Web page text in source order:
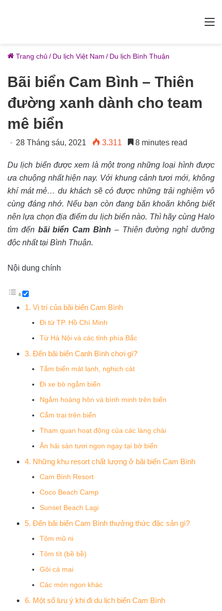
Trang chủ / Du lịch Việt Nam / Du lịch Bình Thuận
Bãi biển Cam Bình – Thiên
đường xanh dành cho team
mê biển
28 Tháng sáu, 2021 3.311 8 minutes read
Du lịch biển được xem là một trong những loại hình được
ưa chuộng nhất hiện nay. Với khung cảnh tươi mới, không
khí mát mẻ… du khách sẽ có được những trải nghiệm vô
cùng đáng nhớ. Nếu bạn còn đang băn khoăn không biết
nên lựa chọn địa điểm du lịch biển nào. Thì hãy cùng Halo
tìm đến bãi biển Cam Bình – Thiên đường nghỉ dưỡng
độc nhất tại Bình Thuận.
Nội dung chính
1. Vị trí của bãi biển Cam Bình
Đi từ TP. Hồ Chí Minh
Từ Hà Nội và các tỉnh phía Bắc
3. Đến bãi biển Canh Bình chơi gì?
Tắm biển mát lạnh, nghịch cát
Đi xe bò ngắm biển
Ngắm hoàng hôn và bình minh trên biển
Cắm trại trên biển
Tham quan hoạt động của các làng chài
Ăn hải sản tươi ngon ngay tại bờ biển
4. Những khu resort chất lượng ở bãi biển Cam Bình
Cam Bình Resort
Coco Beach Camp
Sunset Beach Lagi
5. Đến bãi biển Cam Bình thưởng thức đặc sản gì?
Tôm mũ ni
Tôm tít (bề bề)
Gỏi cá mai
Các món ngon khác
6. Một số lưu ý khi đi du lịch biển Cam Bình